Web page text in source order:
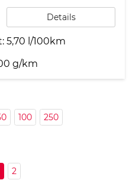
Details
5,70 l/100km
g/km
100 250
2